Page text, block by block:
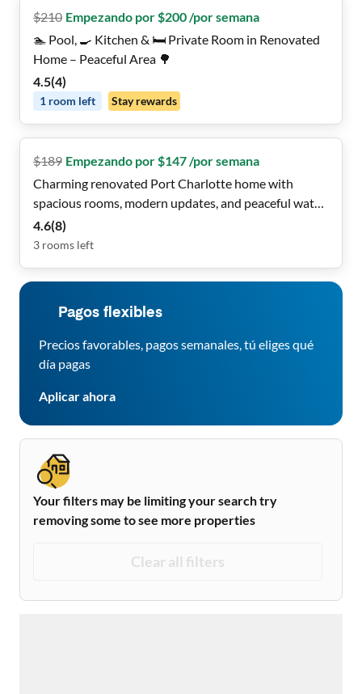
$210 Empezando por $200 /por semana
🏊 Pool, 🍳 Kitchen & 🛏️ Private Room in Renovated
Home – Peaceful Area 🌳
4.5(4)
1 room left Stay rewards
$189 Empezando por $147 /por semana
Charming renovated Port Charlotte home with
spacious rooms, modern updates, and peaceful water
views
4.6(8)
3 rooms left
Pagos flexibles
Precios favorables, pagos semanales, tú eliges qué
día pagas
Aplicar ahora
Your filters may be limiting your search try
removing some to see more properties
Clear all filters